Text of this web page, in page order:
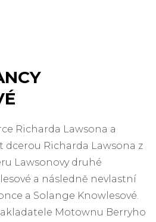
Richarda Lawsona a
dcerou Richarda Lawsona z
Lawsonovy druhé
a následně nevlastní
a Solange Knowlesové.
Motownu Berryho